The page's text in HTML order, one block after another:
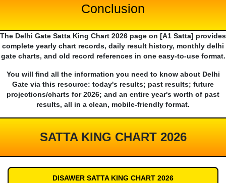
Conclusion
The Delhi Gate Satta King Chart 2026 page on [A1 Satta] provides
complete yearly chart records, daily result history, monthly delhi
gate charts, and old record references in one easy-to-use format.
You will find all the information you need to know about Delhi
Gate via this resource: today's results; past results; future
projections/charts for 2026; and an entire year's worth of past
results, all in a clean, mobile-friendly format.
SATTA KING CHART 2026
DISAWER SATTA KING CHART 2026